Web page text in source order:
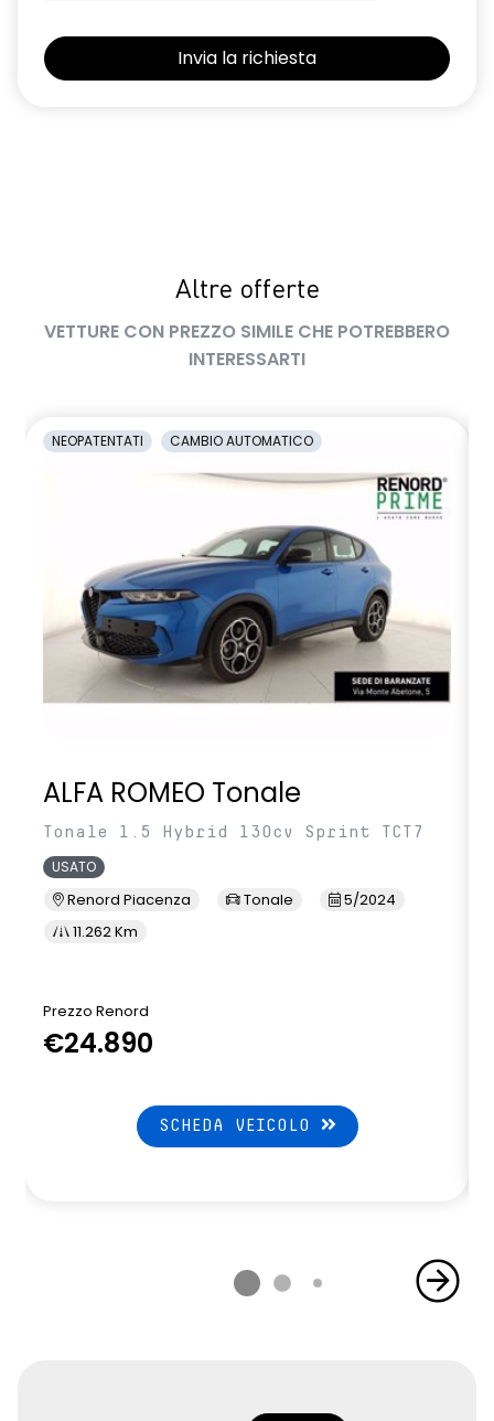
Pack standard connectivity tramite app my rnlt
pneumatici standard
sistema di controllo della pressione pneumatici indiretto
volante in pelle TEP
Altre offerte
VETTURE CON PREZZO SIMILE CHE POTREBBERO
INTERESSARTI
NEOPATENTATI CAMBIO AUTOMATICO
ALFA ROMEO Tonale
Tonale 1.5 Hybrid 130cv Sprint TCT7
USATO
Renord Piacenza Tonale
5/2024
11.262 Km
Prezzo Renord
€24.890
SCHEDA VEICOLO